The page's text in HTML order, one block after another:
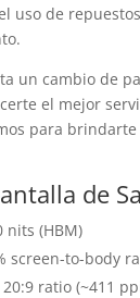
uso de
un cambio de
el mejor
para
de
nits (HBM)
screen-to-body
ratio (~411